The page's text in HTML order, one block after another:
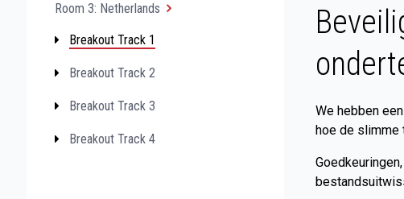
Room 3: Netherlands
Breakout Track 1
Breakout Track 2
Breakout Track 3
Breakout Track 4
We hebben
hoe de slimme